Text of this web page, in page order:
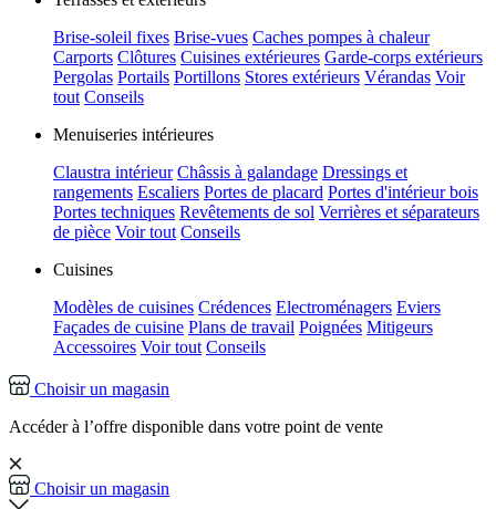
Brise-soleil fixes Brise-vues Caches pompes à chaleur
Carports Clôtures Cuisines extérieures Garde-corps extérieurs
Pergolas Portails Portillons Stores extérieurs Vérandas Voir
tout Conseils
Menuiseries intérieures
Claustra intérieur Châssis à galandage Dressings et
rangements Escaliers Portes de placard Portes d'intérieur bois
Portes techniques Revêtements de sol Verrières et séparateurs
de pièce Voir tout Conseils
Cuisines
Modèles de cuisines Crédences Electroménagers Eviers
Façades de cuisine Plans de travail Poignées Mitigeurs
Accessoires Voir tout Conseils
Choisir un magasin
Accéder à l’offre disponible dans votre point de vente
Choisir un magasin